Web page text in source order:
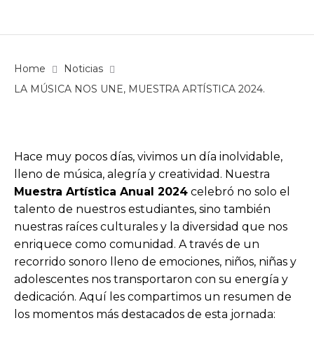
Home
Noticias
LA MÚSICA NOS UNE, MUESTRA ARTÍSTICA 2024.
Hace muy pocos días, vivimos un día inolvidable,
lleno de música, alegría y creatividad. Nuestra
Muestra Artística Anual 2024 celebró no solo el
talento de nuestros estudiantes, sino también
nuestras raíces culturales y la diversidad que nos
enriquece como comunidad. A través de un
recorrido sonoro lleno de emociones, niños, niñas y
adolescentes nos transportaron con su energía y
dedicación. Aquí les compartimos un resumen de
los momentos más destacados de esta jornada: